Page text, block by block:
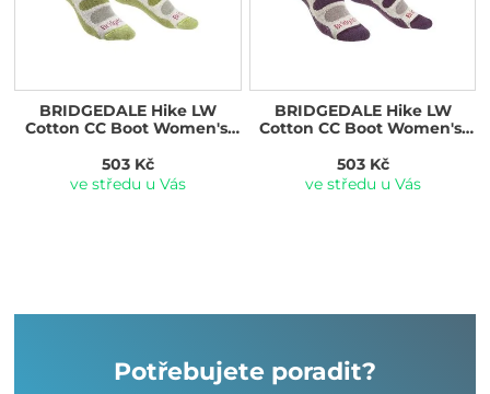
BRIDGEDALE Hike LW
Cotton CC Boot Women's,
503 Kč
ve středu u Vás
BRIDGEDALE Hike LW
Cotton CC Boot Women's,
503 Kč
ve středu u Vás
Potřebujete poradit?